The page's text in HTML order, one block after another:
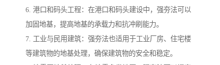
6. 港口和码头工程：在港口和码头建设中，强夯法可以
加固地基，提高地基的承载力和抗冲刷能力。
7. 工业与民用建筑：强夯法也适用于工业厂房、住宅楼
等建筑物的地基处理，确保建筑物的安全和稳定。